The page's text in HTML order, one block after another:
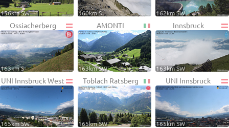
156km SW 160km S 162km SW
Ossiacherberg
163km S
AMONTI
163km SW
Innsbruck
163km SW
UNI Innsbruck West
165km SW
Toblach Ratsberg
165km SW
UNI Innsbruck
165km SW